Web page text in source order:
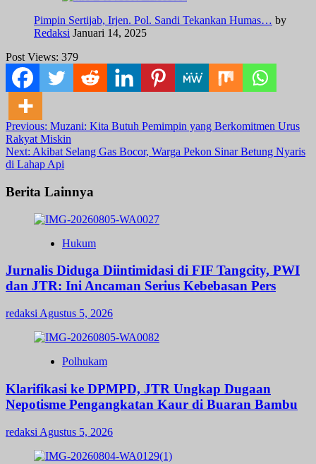
Pimpin Sertijab, Irjen. Pol. Sandi Tekankan Humas… by
Redaksi Januari 14, 2025
Post Views: 379
Post
navigation
Previous: Muzani: Kita Butuh Pemimpin yang Berkomitmen Urus
Rakyat Miskin
Next: Akibat Selang Gas Bocor, Warga Pekon Sinar Betung Nyaris
di Lahap Api
Berita Lainnya
Hukum
Jurnalis Diduga Diintimidasi di FIF Tangcity, PWI
dan JTR: Ini Ancaman Serius Kebebasan Pers
redaksi Agustus 5, 2026
Polhukam
Klarifikasi ke DPMPD, JTR Ungkap Dugaan
Nepotisme Pengangkatan Kaur di Buaran Bambu
redaksi Agustus 5, 2026